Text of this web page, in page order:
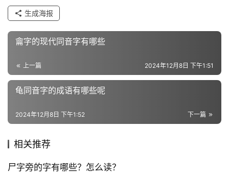
组
词
义
词
近
词
生成海报
龠字的现代同音字有哪些
上一篇 2024年12月8日 下午1:51
龟同音字的成语有哪些呢
下一篇
2024年12月8日 下午1:52
相关推荐
尸字旁的字有哪些？怎么读？